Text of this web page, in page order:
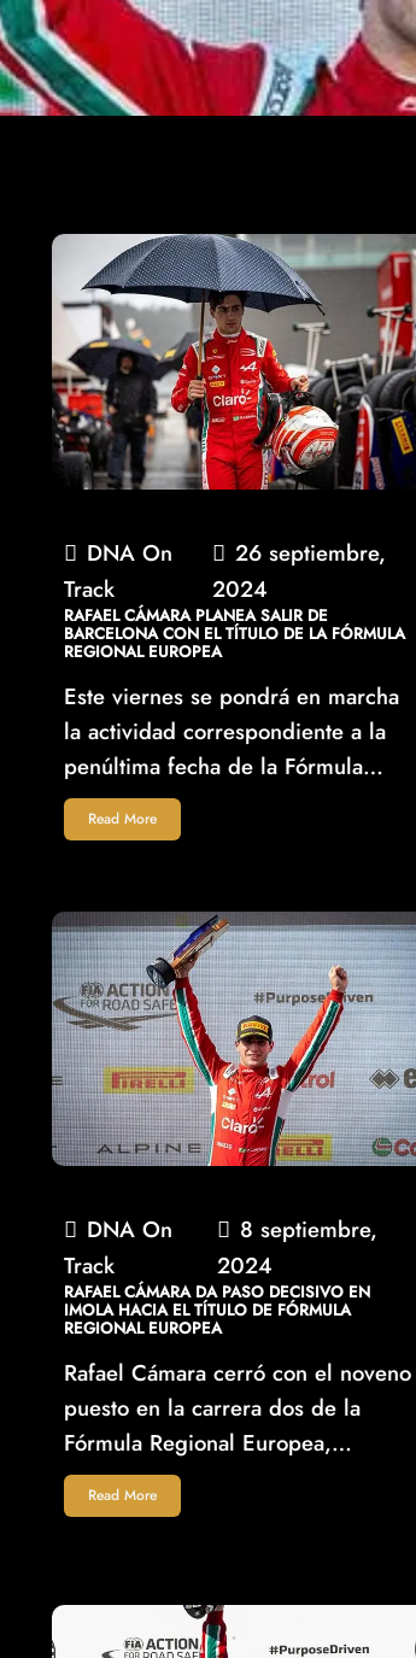
DNA On
Track
26 septiembre,
2024
RAFAEL CÁMARA PLANEA SALIR DE
BARCELONA CON EL TÍTULO DE LA FÓRMULA
REGIONAL EUROPEA
Este viernes se pondrá en marcha
la actividad correspondiente a la
penúltima fecha de la Fórmula…
Read More
DNA On
Track
8 septiembre,
2024
RAFAEL CÁMARA DA PASO DECISIVO EN
IMOLA HACIA EL TÍTULO DE FÓRMULA
REGIONAL EUROPEA
Rafael Cámara cerró con el noveno
puesto en la carrera dos de la
Fórmula Regional Europea,…
Read More